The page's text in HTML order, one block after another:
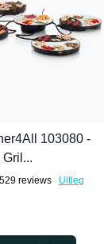
103080 -
529 reviews Uitleg